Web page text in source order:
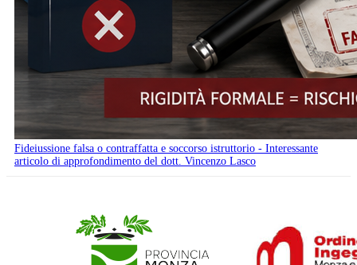
Fideiussione falsa o contraffatta e soccorso istruttorio - Interessante
articolo di approfondimento del dott. Vincenzo Lasco